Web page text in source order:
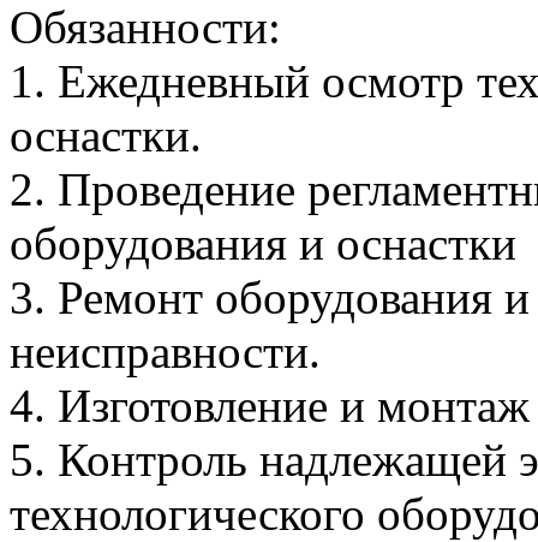
Обязанности:
1. Ежедневный осмотр
оснастки.
2. Проведение
оборудования и оснастки
3. Ремонт оборудования и
неисправности.
4. Изготовление и
5. Контроль надлежащей
технологического